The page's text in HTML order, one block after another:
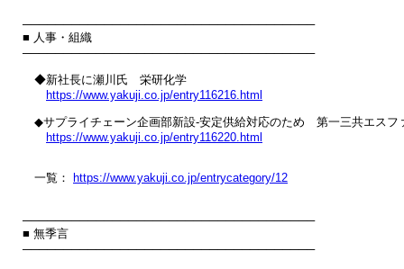
────────────────────────────────────
■ 人事・組織
────────────────────────────────────
◆新社長に瀬川氏　栄研化学
https://www.yakuji.co.jp/entry116216.html
◆サプライチェーン企画部新設‐安定供給対応のため　第一三共エスフ
https://www.yakuji.co.jp/entry116220.html
一覧： https://www.yakuji.co.jp/entrycategory/12
────────────────────────────────────
■ 無季言
────────────────────────────────────